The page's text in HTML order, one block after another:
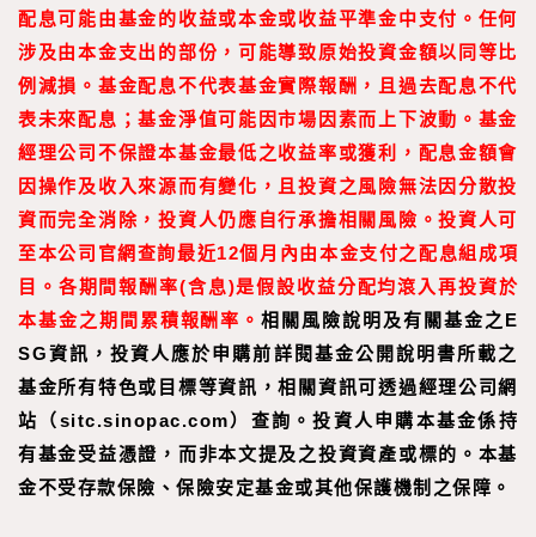
配息可能由基金的收益或本金或收益平準金中支付。任何
涉及由本金支出的部份，可能導致原始投資金額以同等比
例減損。基金配息不代表基金實際報酬，且過去配息不代
表未來配息；基金淨值可能因市場因素而上下波動。基金
經理公司不保證本基金最低之收益率或獲利，配息金額會
因操作及收入來源而有變化，且投資之風險無法因分散投
資而完全消除，投資人仍應自行承擔相關風險。投資人可
至本公司官網 查詢最近12個月內由本金支付之配息組成項
目。 各期間報酬率(含息)是假設收益分配均滾入再投資於
本基金之期間累積報酬率。相關風險說明及有關基金之E
SG資訊，投資人應於申購前詳閱基金公開說明書所載之
基金所有特色或目標等資訊，相關資訊可透過經理公司網
站（sitc.sinopac.com）查詢。投資人申購本基金係持
有基金受益憑證，而非本文提及之投資資產或標的。本基
金不受存款保險、保險安定基金或其他保護機制之保障。